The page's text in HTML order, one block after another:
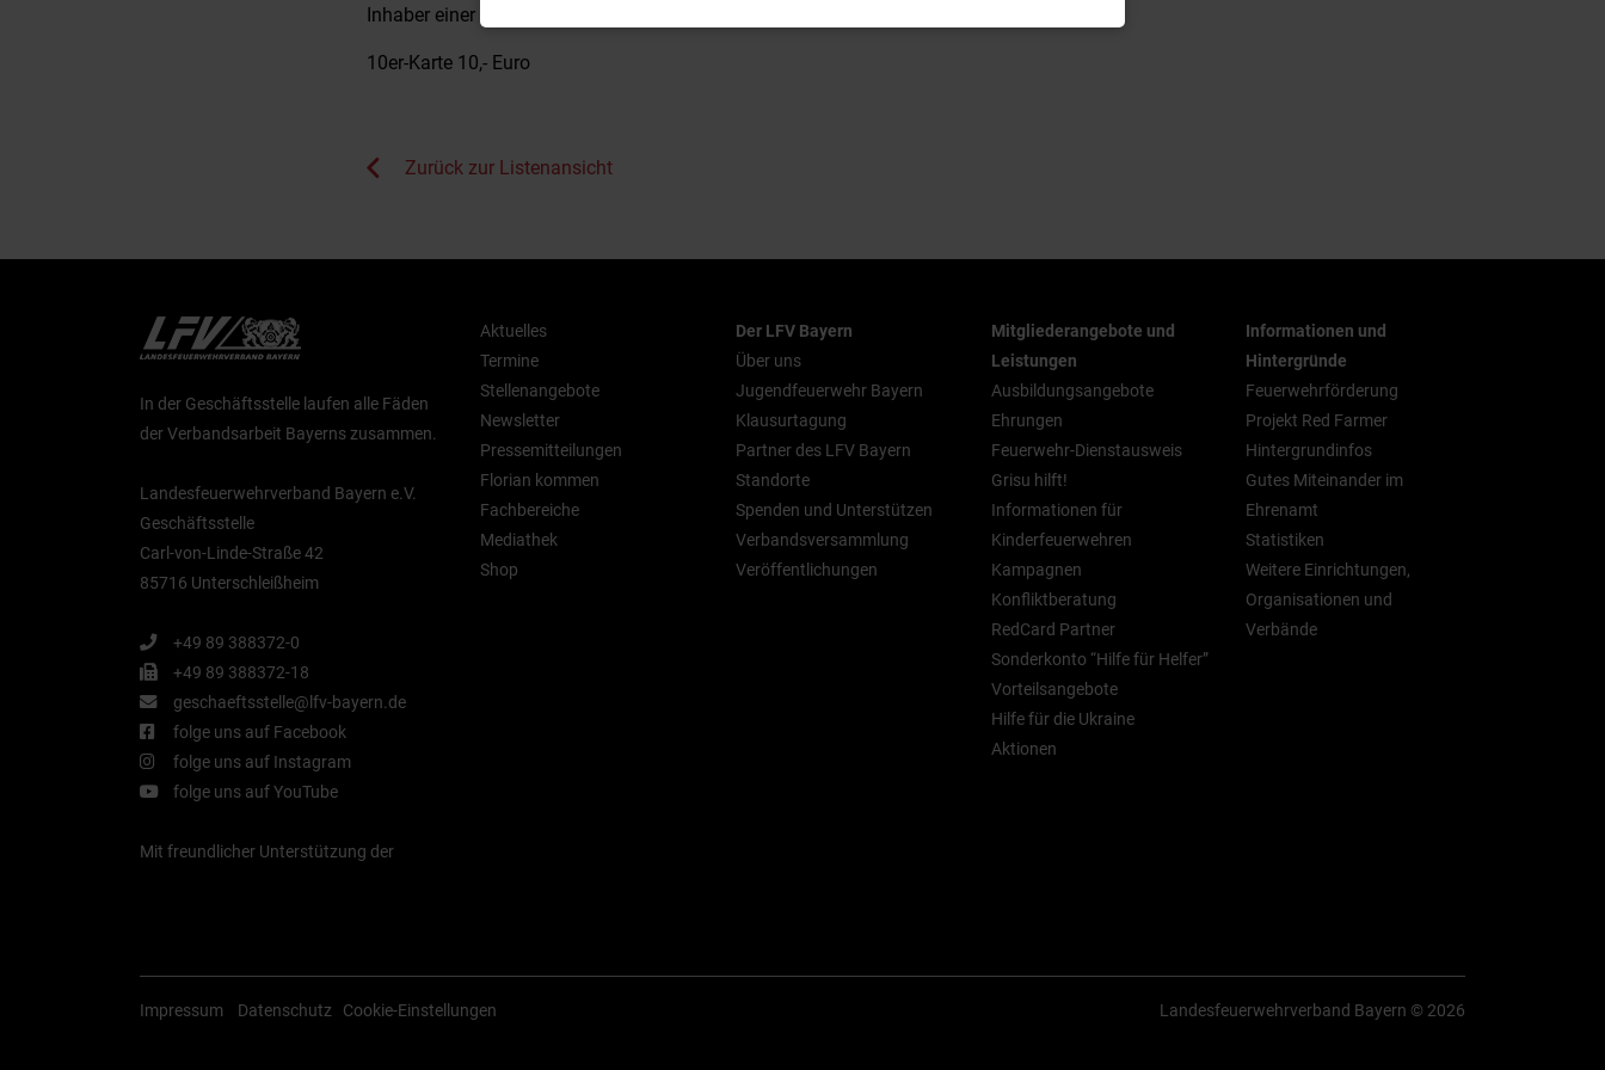
Inhaber einer RedCard zahlen Eintritt 1,- Euro
10er-Karte 10,- Euro
Zurück zur Listenansicht
In der Geschäftsstelle laufen alle Fäden
der Verbandsarbeit Bayerns zusammen.
Landesfeuerwehrverband Bayern e.V.
Geschäftsstelle
Carl-von-Linde-Straße 42
85716 Unterschleißheim
+49 89 388372-0
+49 89 388372-18
geschaeftsstelle@lfv-bayern.de
folge uns auf Facebook
folge uns auf Instagram
folge uns auf YouTube
Mit freundlicher Unterstützung der
Aktuelles
Termine
Stellenangebote
Newsletter
Pressemitteilungen
Florian kommen
Fachbereiche
Mediathek
Shop
Der LFV Bayern
Über uns
Jugendfeuerwehr Bayern
Klausurtagung
Partner des LFV Bayern
Standorte
Spenden und Unterstützen
Verbandsversammlung
Veröffentlichungen
Mitgliederangebote und
Leistungen
Ausbildungsangebote
Ehrungen
Feuerwehr-Dienstausweis
Grisu hilft!
Informationen für
Kinderfeuerwehren
Kampagnen
Konfliktberatung
RedCard Partner
Sonderkonto “Hilfe für Helfer”
Vorteilsangebote
Hilfe für die Ukraine
Aktionen
Informationen und
Hintergründe
Feuerwehrförderung
Projekt Red Farmer
Hintergrundinfos
Gutes Miteinander im
Ehrenamt
Statistiken
Weitere Einrichtungen,
Organisationen und
Verbände
Impressum Datenschutz Cookie-Einstellungen Landesfeuerwehrverband Bayern © 2026